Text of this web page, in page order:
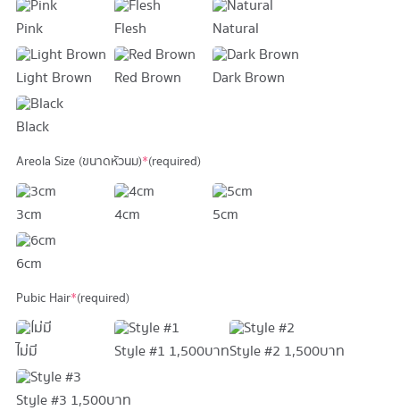
Pink Flesh Natural
Light Brown Red Brown Dark Brown
Black
Areola Size (ขนาดหัวนม)*(required)
3cm 4cm 5cm
6cm
Pubic Hair*(required)
ไม่มี Style #1 1,500 บาทStyle #2 1,500 บาท
Style #3 1,500 บาท